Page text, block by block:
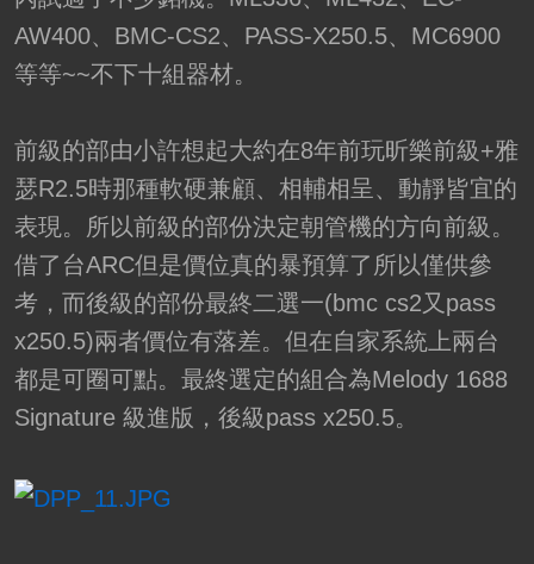
AW400、BMC-CS2、PASS-X250.5、MC6900
等等~~不下十組器材。
前級的部由小許想起大約在8年前玩昕樂前級+雅
瑟R2.5時那種軟硬兼顧、相輔相呈、動靜皆宜的
表現。所以前級的部份決定朝管機的方向前級。
借了台ARC但是價位真的暴預算了所以僅供參
考，而後級的部份最終二選一(bmc cs2又pass
x250.5)兩者價位有落差。但在自家系統上兩台
都是可圈可點。最終選定的組合為Melody 1688
Signature 級進版，後級pass x250.5。